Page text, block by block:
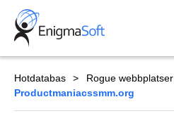
Skip
content
Hotdatabas
Rogue webbplatser
Productmaniacssmm.org